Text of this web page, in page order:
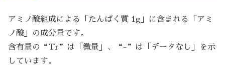
アミノ酸組成による「たんぱく質 1g」に含まれる「アミ
ノ酸」の成分量です。
含有量の“Tr”は「微量」、“-”は「データなし」を示
しています。